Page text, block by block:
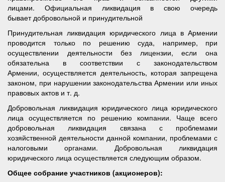
лицами. Официальная ликвидация в свою очередь
бывает добровольной и принудительной
Принудительная ликвидация юридического лица в Армении
проводится только по решению суда, например, при
осуществлении деятельности без лицензии, если она
обязательна в соответствии с законодательством
Армении, осуществляется деятельность, которая запрещена
законом, при нарушении законодательства Армении или иных
правовых актов и т. д.
Добровольная ликвидация юридического лица юридического
лица осуществляется по решению компании. Чаще всего
добровольная ликвидация связана с проблемами
хозяйственной деятельности данной компании, проблемами с
налоговыми органами. Добровольная ликвидация
юридического лица осуществляется следующим образом.
Общее собрание участников (акционеров):